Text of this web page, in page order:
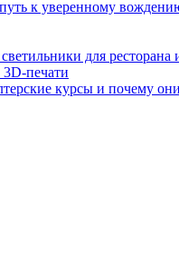
к уверенному
для ресторана
печати
курсы и почему